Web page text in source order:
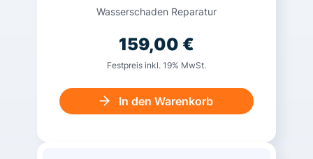
Wasserschaden Reparatur
159,00 €
Festpreis inkl. 19% MwSt.
In den Warenkorb